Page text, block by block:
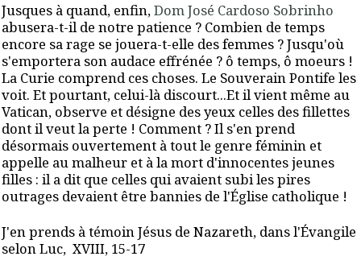
Jusques à quand, enfin,Dom José Cardoso Sobrinho
abusera-t-il de notre patience ? Combien de temps
encore sa rage se jouera-t-elle des femmes ? Jusqu'où
s'emportera son audace effrénée ? ô temps, ô moeurs !
La Curie comprend ces choses. Le Souverain Pontife les
voit. Et pourtant, celui-là discourt...Et il vient même au
Vatican, observe et désigne des yeux celles des fillettes
dont il veut la perte ! Comment ? Il s'en prend
désormais ouvertement à tout le genre féminin et
appelle au malheur et à la mort d'innocentes jeunes
filles : il a dit que celles qui avaient subi les pires
outrages devaient être bannies de l'Église catholique !
J'en prends à témoin Jésus de Nazareth, dans l'Évangile
selon Luc, XVIII, 15-17